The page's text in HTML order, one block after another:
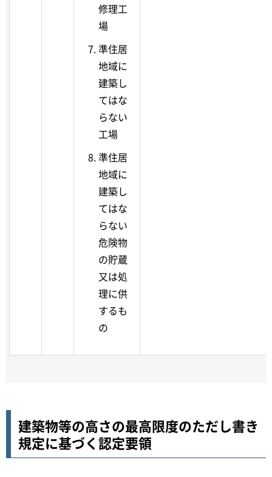
修理工
場
準住居
地域に
建築し
てはな
らない
工場
準住居
地域に
建築し
てはな
らない
危険物
の貯蔵
又は処
理に供
するも
の
建築物等の高さの最高限度のただし書き
規定に基づく認定要領